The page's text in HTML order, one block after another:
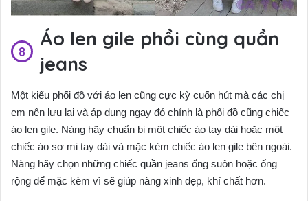
Áo len gile phồi cùng quần
jeans
Một kiểu phối đồ với áo len cũng cực kỳ cuốn hút mà các chị
em nên lưu lại và áp dụng ngay đó chính là phối đồ cũng chiếc
áo len gile. Nàng hãy chuẩn bị một chiếc áo tay dài hoặc một
chiếc áo sơ mi tay dài và mặc kèm chiếc áo len gile bên ngoài.
Nàng hãy chọn những chiếc quần jeans ống suôn hoặc ống
rộng để mặc kèm vì sẽ giúp nàng xinh đẹp, khí chất hơn.